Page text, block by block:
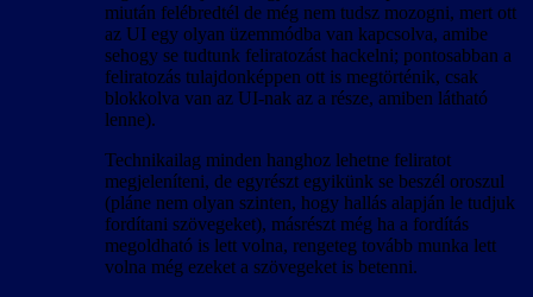
miután felébredtél de még nem tudsz mozogni, mert ott
az UI egy olyan üzemmódba van kapcsolva, amibe
sehogy se tudtunk feliratozást hackelni; pontosabban a
feliratozás tulajdonképpen ott is megtörténik, csak
blokkolva van az UI-nak az a része, amiben látható
lenne).
Technikailag minden hanghoz lehetne feliratot
megjeleníteni, de egyrészt egyikünk se beszél oroszul
(pláne nem olyan szinten, hogy hallás alapján le tudjuk
fordítani szövegeket), másrészt még ha a fordítás
megoldható is lett volna, rengeteg tovább munka lett
volna még ezeket a szövegeket is betenni.